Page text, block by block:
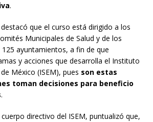
.
que el curso está dirigido a los
Municipales de Salud y de los
ayuntamientos, a fin de que
y acciones que desarrolla el Instituto
México (ISEM), pues son estas
toman decisiones para beneficio
.
directivo del ISEM, puntualizó que,